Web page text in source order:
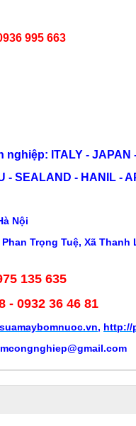
995 663
ITALY - JAPAN
- SEALAND - HANIL -
Nội
Trọng Tuệ, Xã
135 635
- 0932 36 46 81
, http://